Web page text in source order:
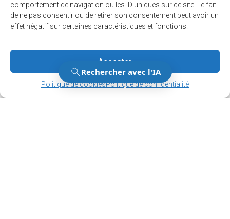
comportement de navigation ou les ID uniques sur ce site. Le fait
de ne pas consentir ou de retirer son consentement peut avoir un
effet négatif sur certaines caractéristiques et fonctions.
Accepter
Politique de cookiesPolitique de confidentialité
M'inscrire
Gérer le consentement
Gérer le consentement